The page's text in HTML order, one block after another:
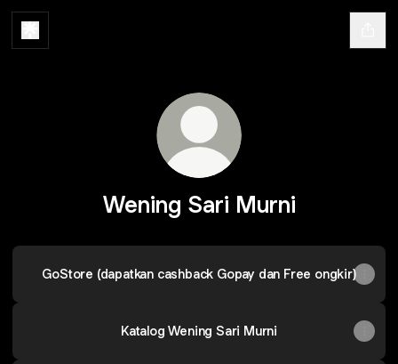
Wening Sari Murni
GoStore (dapatkan cashback Gopay dan Free ongkir)
Katalog Wening Sari Murni